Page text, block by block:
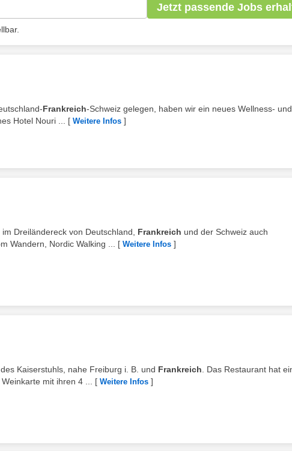
Jetzt passende Jobs
Frankreich-Schweiz gelegen, haben wir ein neues Wellness- und
Hotel Nouri ...
[ Weitere Infos ]
Dreiländereck von Deutschland, Frankreich und der Schweiz auch
Wandern, Nordic Walking ...
[ Weitere Infos ]
Kaiserstuhls, nahe Freiburg i. B. und Frankreich . Das Restaurant hat
mit ihren 4 ...
[ Weitere Infos ]